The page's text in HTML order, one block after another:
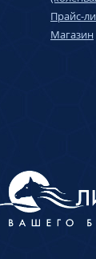
Прайс-
Магазин